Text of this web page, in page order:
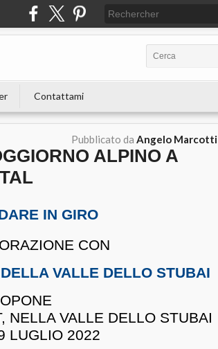
Contattami
Pubblicato da Angelo Marcotti
ALPINO A
IN GIRO
CON
VALLE DELLO STUBAI
NELLA VALLE DELLO STUBAI
LUGLIO 2022